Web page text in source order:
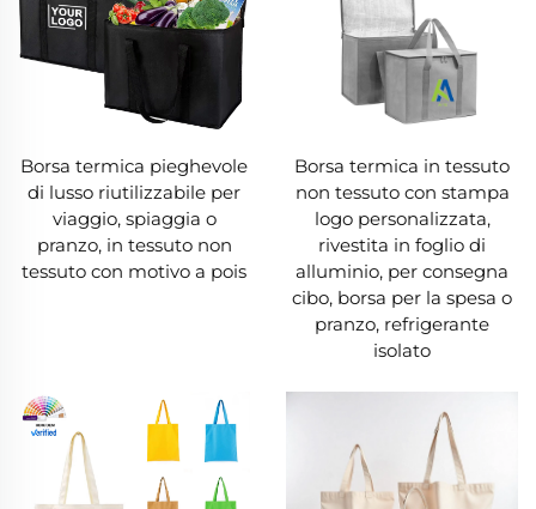
Borsa termica pieghevole
di lusso riutilizzabile per
viaggio, spiaggia o
pranzo, in tessuto non
tessuto con motivo a pois
Borsa termica in tessuto
non tessuto con stampa
logo personalizzata,
rivestita in foglio di
alluminio, per consegna
cibo, borsa per la spesa o
pranzo, refrigerante
isolato